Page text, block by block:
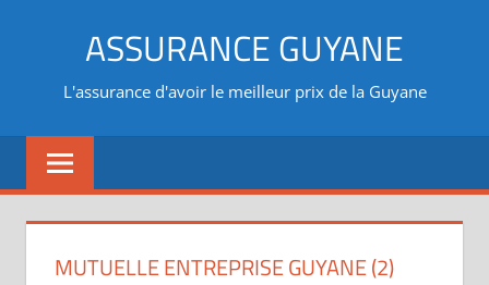
ASSURANCE GUYANE
L'assurance d'avoir le meilleur prix de la Guyane
MUTUELLE ENTREPRISE GUYANE (2)